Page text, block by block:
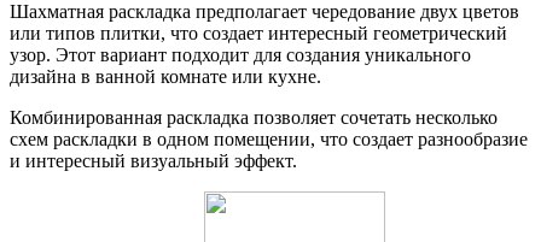
Шахматная раскладка предполагает чередование двух цветов
или типов плитки, что создает интересный геометрический
узор. Этот вариант подходит для создания уникального
дизайна в ванной комнате или кухне.
Комбинированная раскладка позволяет сочетать несколько
схем раскладки в одном помещении, что создает разнообразие
и интересный визуальный эффект.